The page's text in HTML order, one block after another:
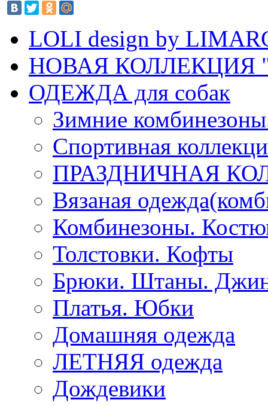
LOLI design by
НОВАЯ КОЛЛЕКЦИЯ
ОДЕЖДА для собак
Зимние
Спортивная
ПРАЗДНИЧНАЯ
Вязаная
Комбинезоны.
Толстовки. Кофты
Брюки. Штаны.
Платья. Юбки
Домашняя одежда
ЛЕТНЯЯ одежда
Дождевики